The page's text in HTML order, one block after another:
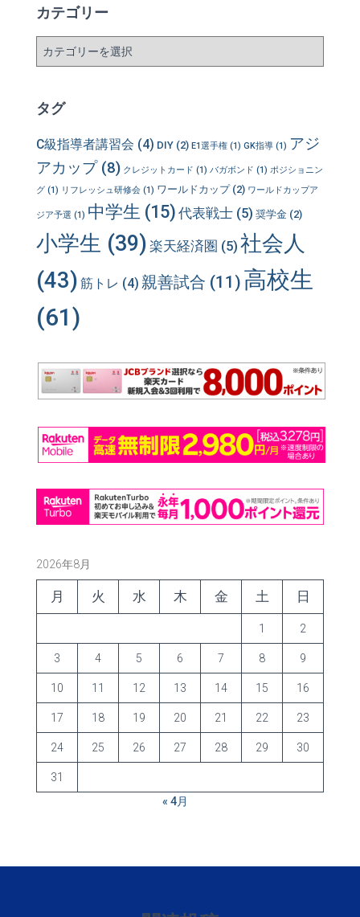
カテゴリー
ー
タグ
C級指導者講習会 (4) DIY (2) E1選手権 (1) GK指導 (1) アジ
アカップ(8) クレジットカード (1) バガボンド (1) ポジショニン
グ (1) リフレッシュ研修会 (1) ワールドカップ(2) ワールドカップア
ジア予選 (1) 中学生 (15) 代表戦士 (5) 奨学金 (2)
小学生 (39) 楽天経済圏 (5) 社会人
(43) 筋トレ (4) 親善試合 (11) 高校生
(61)
2026年8月
月 火 水 木 金 土 日
1 2
3 4 5 6 7 8 9
10 11 12 13 14 15 16
17 18 19 20 21 22 23
24 25 26 27 28 29 30
31
« 4月